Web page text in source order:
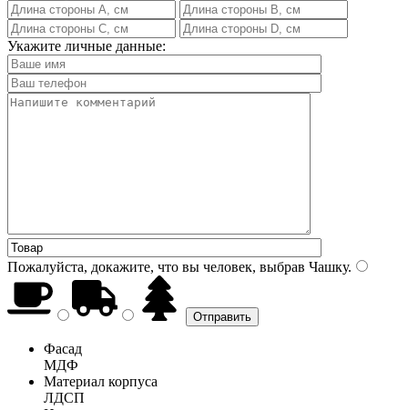
Укажите личные данные:
Пожалуйста, докажите, что вы человек, выбрав Чашку.
Фасад
МДФ
Материал корпуса
ЛДСП